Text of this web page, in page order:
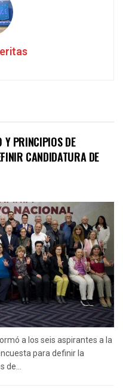
Y PRINCIPIOS DE
CANDIDATURA DE
a los seis aspirantes a la
para definir la